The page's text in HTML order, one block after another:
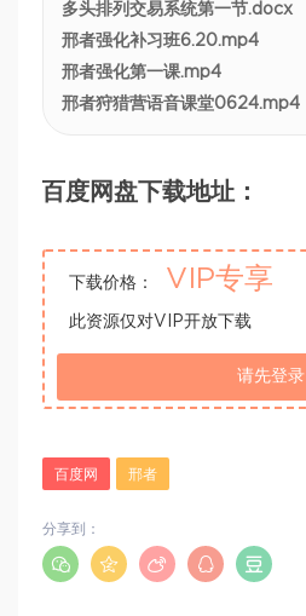
多头排列交易系统第一节.docx
邢者强化补习班6.20.mp4
邢者强化第一课.mp4
邢者狩猎营语音课堂0624.mp4
百度网盘下载地址：
下载价格： VIP专享
此资源仅对VIP开放下载
请先登录
百度网 邢者
分享到：